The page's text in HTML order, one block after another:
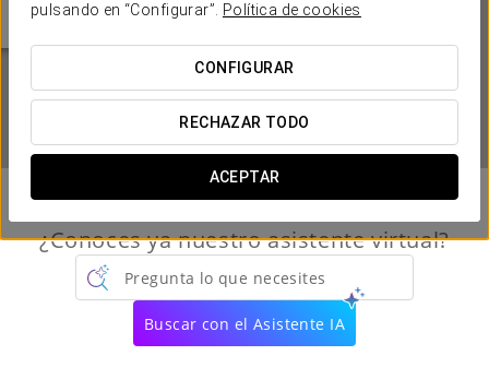
pulsando en “Configurar”.
Política de cookies
CONFIGURAR
RECHAZAR TODO
ACEPTAR
¿CUÁNDO QUIERES IR?
¿Conoces ya nuestro asistente virtual?
Pregunta lo que necesites
Buscar con el Asistente IA